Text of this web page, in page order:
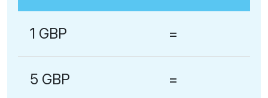
1 GBP =
5 GBP =